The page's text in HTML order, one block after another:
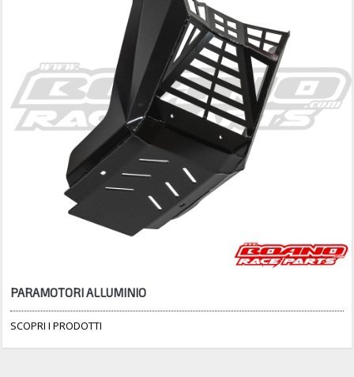
PARAMOTORI ALLUMINIO
SCOPRI I PRODOTTI